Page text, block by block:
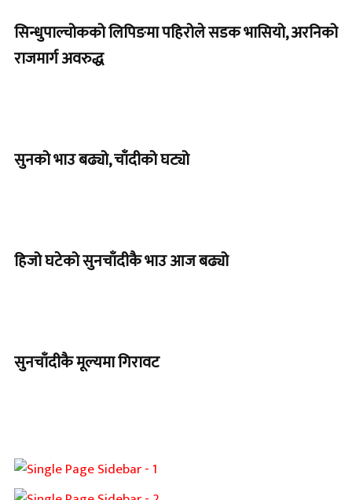
सिन्धुपाल्चोकको लिपिङमा पहिरोले सडक भासियो, अरनिको
राजमार्ग अवरुद्ध
सुनको भाउ बढ्यो, चाँदीको घट्यो
हिजो घटेको सुनचाँदीकै भाउ आज बढ्यो
सुनचाँदीकै मूल्यमा गिरावट